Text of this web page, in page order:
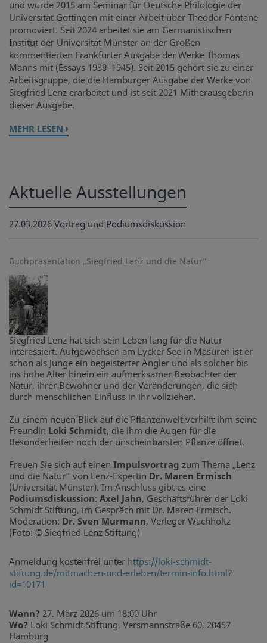
und wurde 2015 am Seminar für Deutsche Philologie der
Universität Göttingen mit einer Arbeit über Theodor Fontane
promoviert. Seit 2024 arbeitet sie am Germanistischen
Institut der Universität Münster an der Großen
kommentierten Frankfurter Ausgabe der Werke Thomas
Manns mit (Essays 1939–1945). Seit 2015 gehört sie zu einer
Arbeitsgruppe, die die Hamburger Ausgabe der Werke von
Siegfried Lenz erarbeitet und ist seit 2021 Mitherausgeberin
dieser Ausgabe.
MEHR LESEN
Aktuelle Ausstellungen
27.03.2026 Vortrag und Podiumsdiskussion
Buchpräsentation „Siegfried Lenz und die Natur“
Siegfried Lenz hat sich sein Leben lang für die Natur
interessiert. Aufgewachsen am Lycker See in Masuren ist er
schon als Junge ein begeisterter Angler und als solcher bis
ins hohe Alter hinein ein aufmerksamer Beobachter der
Natur, ihrer Bewohner und der Veränderungen, die sich
durch menschlichen Einfluss in ihr vollziehen.
Zu einem neuen Blick auf die Pflanzenwelt verhilft ihm seine
Freundin Loki Schmidt, die ihm die Augen für die
Besonderheiten noch der unscheinbarsten Pflanze öffnet.
Freuen Sie sich auf einen Impulsvortrag zum Thema „Lenz
und die Natur“ von Lenz-Expertin Dr. Maren Ermisch
(Universität Münster). Im Anschluss gibt es eine
Podiumsdiskussion: Axel Jahn, Geschäftsführer der Loki
Schmidt Stiftung, im Gespräch mit Dr. Maren Ermisch.
Moderation: Dr. Sven Murmann, Verleger Wachholtz
(Foto: © Siegfried Lenz Stiftung)
Anmeldung kostenfrei unter https://loki-schmidt-
stiftung.de/mitmachen-und-erleben/termin-info.html?
id=10171
Wann? 27. März 2026 um 18:00 Uhr
Wo? Loki Schmidt Stiftung, Versmannstraße 60, 20457
Hamburg